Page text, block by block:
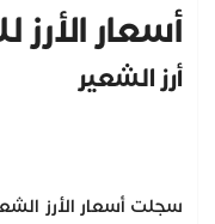
أسعار الأرز
أرز الشعير